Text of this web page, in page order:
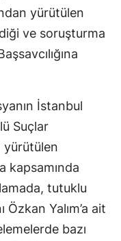
yürütülen
ve soruşturma
İstanbul
Suçlar
yürütülen
kapsamında
tutuklu
Yalım’a ait
bazı